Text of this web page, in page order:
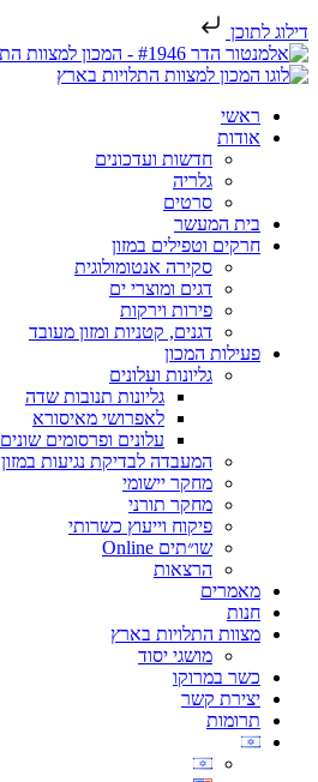
דילוג לתוכן
ראשי
אודות
חדשות ועדכונים
גלריה
סרטים
בית המעשר
חרקים וטפילים במזון
סקירה אנטומולוגית
דגים ומוצרי ים
פירות וירקות
דגנים, קטניות ומזון מעובד
פעילות המכון
גליונות ועלונים
גליונות תנובות שדה
לאפרושי מאיסורא
עלונים ופרסומים שונים
המעבדה לבדיקת נגיעות במזון
מחקר יישומי
מחקר תורני
פיקוח וייעוץ כשרותי
שו״תים Online
הרצאות
מאמרים
חנות
מצוות התלויות בארץ
מושגי יסוד
כשר במרוקו
יצירת קשר
תרומות